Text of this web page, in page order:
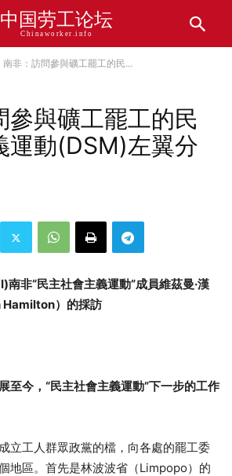
中国劳工论坛
Chinaworker.info
南非：訪問參與礦工罷工的民...
參與礦工罷工的民
運動(DSM)左翼分
南非“民主社會主義運動”成員維茲曼·漢
Hamilton）的採訪
至今， “民主社會主義運動”下一步的工作
立工人群眾政黨的檔，向各處的罷工委
地區。首先是林波波省（Limpopo）的